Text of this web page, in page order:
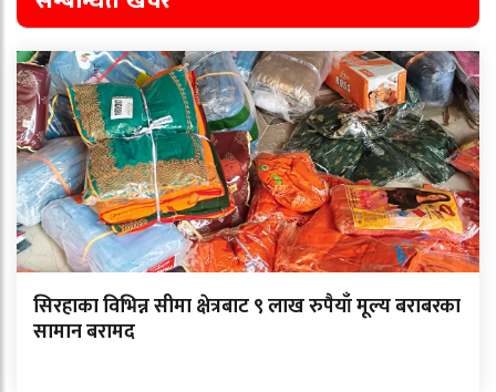
सिरहाका विभिन्न सीमा क्षेत्रबाट ९ लाख रुपैयाँ मूल्य बराबरका
सामान बरामद